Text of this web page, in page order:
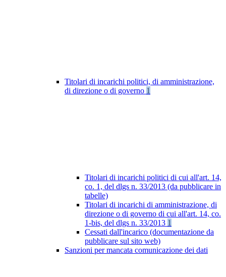
Titolari di incarichi politici, di amministrazione,
di direzione o di governo 1
Titolari di incarichi politici di cui all'art. 14,
co. 1, del dlgs n. 33/2013 (da pubblicare in
tabelle)
Titolari di incarichi di amministrazione, di
direzione o di governo di cui all'art. 14, co.
1-bis, del dlgs n. 33/2013 1
Cessati dall'incarico (documentazione da
pubblicare sul sito web)
Sanzioni per mancata comunicazione dei dati